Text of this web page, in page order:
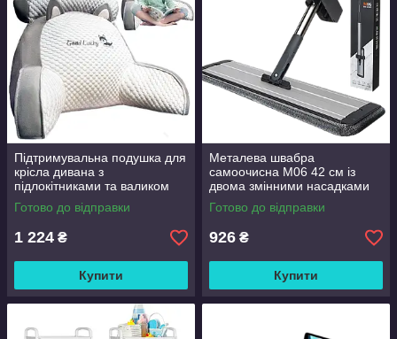
Підтримувальна подушка для
крісла дивана з
підлокітниками та валиком
Good Lucky
Готово до відправки
1 224 ₴
Купити
Металева швабра
самоочисна M06 42 см із
двома змінними насадками
Готово до відправки
926 ₴
Купити